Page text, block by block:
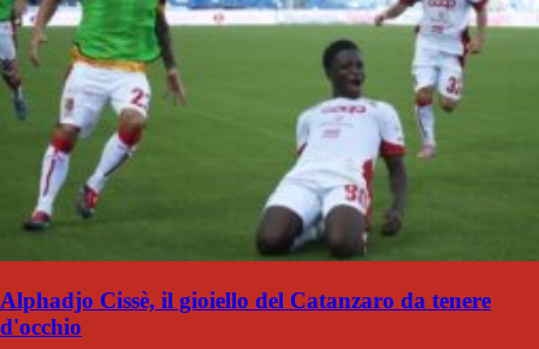
Alphadjo Cissè, il gioiello del Catanzaro da tenere
d'occhio